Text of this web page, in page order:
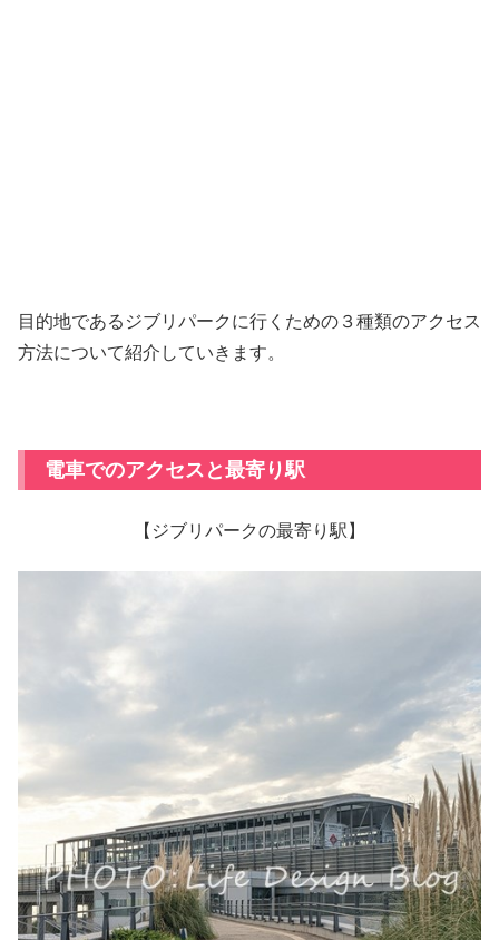
目的地であるジブリパークに行くための３種類のアクセス
方法について紹介していきます。
電車でのアクセスと最寄り駅
【ジブリパークの最寄り駅】